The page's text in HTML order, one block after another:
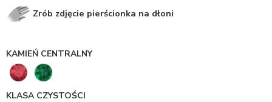
Zrób zdjęcie pierścionka na dłoni
KAMIEŃ CENTRALNY
KLASA CZYSTOŚCI